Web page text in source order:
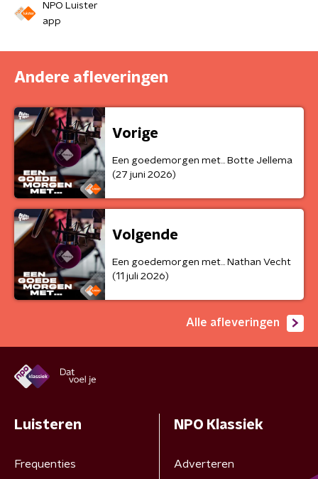
NPO Luister
app
Andere afleveringen
Vorige
Een goedemorgen met... Botte Jellema
(27 juni 2026)
Volgende
Een goedemorgen met... Nathan Vecht
(11 juli 2026)
Alle afleveringen
Luisteren
Frequenties
NPO Klassiek
Adverteren